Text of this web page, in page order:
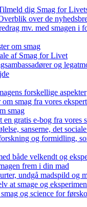
dig Smag for
over de
mv. med smagen i
om smag
af Smag for Livet
og
forskellige aspekter
smag fra vores
smag
en gratis e-bog fra vores
sanserne, det
og formidling,
både velkendt og
frem i din mad
undgå madspild og
at smage og
og science for